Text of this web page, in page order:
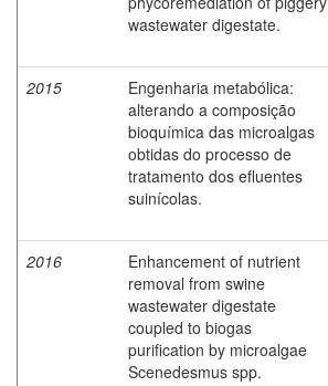
wastewater digestate.
2015
Engenharia metabólica:
alterando a composição
bioquímica das microalgas
obtidas do processo de
tratamento dos efluentes
suinícolas.
2016
Enhancement of nutrient
removal from swine
wastewater digestate
coupled to biogas
purification by microalgae
Scenedesmus spp.